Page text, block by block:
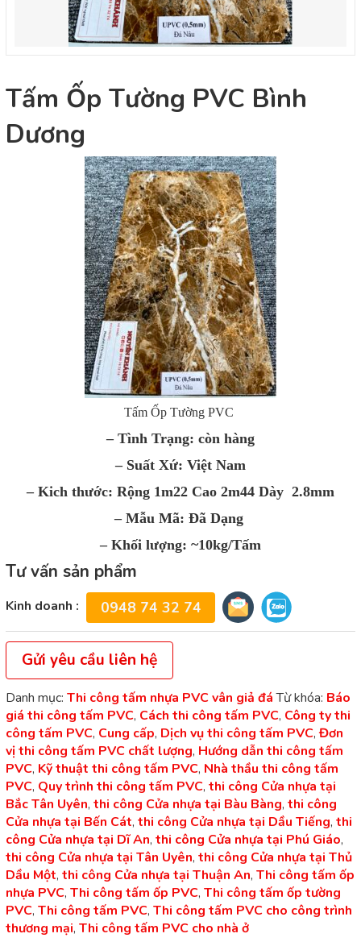
Tấm Ốp Tường PVC Bình
Dương
Tấm Ốp Tường PVC
– Tình Trạng: còn hàng
– Suất Xứ: Việt Nam
– Kich thước: Rộng 1m22 Cao 2m44 Dày 2.8mm
– Mẫu Mã: Đã Dạng
– Khối lượng: ~10kg/Tấm
Tư vấn sản phẩm
Kinh doanh : 0948 74 32 74
Gửi yêu cầu liên hệ
Danh mục: Thi công tấm nhựa PVC vân giả đá Từ khóa: Báo
giá thi công tấm PVC, Cách thi công tấm PVC, Công ty thi
công tấm PVC, Cung cấp, Dịch vụ thi công tấm PVC,Đơn
vị thi công tấm PVC chất lượng, Hướng dẫn thi công tấm
PVC, Kỹ thuật thi công tấm PVC, Nhà thầu thi công tấm
PVC, Quy trình thi công tấm PVC, thi công Cửa nhựa tại
Bắc Tân Uyên, thi công Cửa nhựa tại Bàu Bàng, thi công
Cửa nhựa tại Bến Cát, thi công Cửa nhựa tại Dầu Tiếng, thi
công Cửa nhựa tại Dĩ An, thi công Cửa nhựa tại Phú Giáo,
thi công Cửa nhựa tại Tân Uyên, thi công Cửa nhựa tại Thủ
Dầu Một, thi công Cửa nhựa tại Thuận An, Thi công tấm ốp
nhựa PVC, Thi công tấm ốp PVC, Thi công tấm ốp tường
PVC, Thi công tấm PVC, Thi công tấm PVC cho công trình
thương mại, Thi công tấm PVC cho nhà ở